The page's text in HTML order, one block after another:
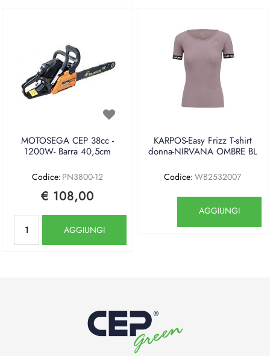
MOTOSEGA CEP 38cc -
1200W- Barra 40,5cm
Codice: PN3800-12
€ 108,00
AGGIUNGI
KARPOS-Easy Frizz T-shirt
donna-NIRVANA OMBRE BL
Codice: WB2532007
AGGIUNGI